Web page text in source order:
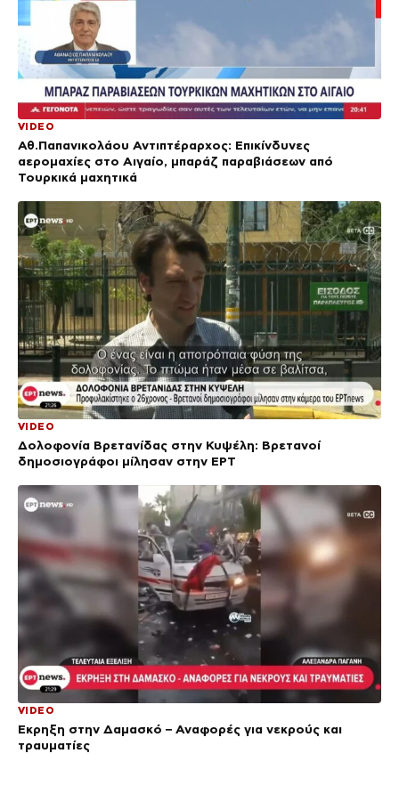
VIDEO
Αθ.Παπανικολάου Αντιπτέραρχος: Επικίνδυνες
αερομαχίες στο Αιγαίο, μπαράζ παραβιάσεων από
Τουρκικά μαχητικά
VIDEO
Δολοφονία Βρετανίδας στην Κυψέλη: Bρετανοί
δημοσιογράφοι μίλησαν στην ΕΡΤ
VIDEO
Έκρηξη στην Δαμασκό – Αναφορές για νεκρούς και
τραυματίες